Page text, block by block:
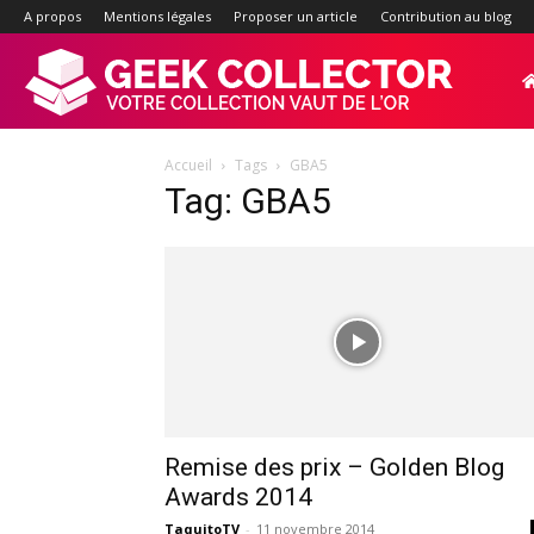
A propos Mentions légales Proposer un article Contribution au blog
d'actualités
Accueil Tags GBA5
Tag: GBA5
Remise des prix – Golden Blog
Awards 2014
TaquitoTV - 11 novembre 2014